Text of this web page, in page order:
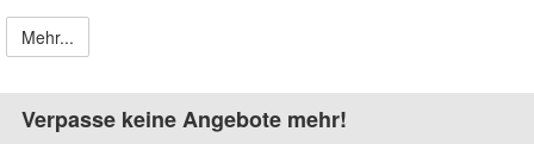
Mehr...
Verpasse keine Angebote mehr!